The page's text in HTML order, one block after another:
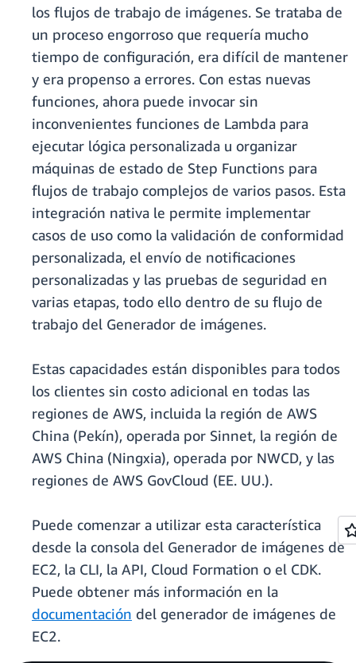
los flujos de trabajo de imágenes. Se trataba de
un proceso engorroso que requería mucho
tiempo de configuración, era difícil de mantener
y era propenso a errores. Con estas nuevas
funciones, ahora puede invocar sin
inconvenientes funciones de Lambda para
ejecutar lógica personalizada u organizar
máquinas de estado de Step Functions para
flujos de trabajo complejos de varios pasos. Esta
integración nativa le permite implementar
casos de uso como la validación de conformidad
personalizada, el envío de notificaciones
personalizadas y las pruebas de seguridad en
varias etapas, todo ello dentro de su flujo de
trabajo del Generador de imágenes.
Estas capacidades están disponibles para todos
los clientes sin costo adicional en todas las
regiones de AWS, incluida la región de AWS
China (Pekín), operada por Sinnet, la región de
AWS China (Ningxia), operada por NWCD, y las
regiones de AWS GovCloud (EE. UU.).
Puede comenzar a utilizar esta característica
desde la consola del Generador de imágenes de
EC2, la CLI, la API, Cloud Formation o el CDK.
Puede obtener más información en la
documentación del generador de imágenes de
EC2.